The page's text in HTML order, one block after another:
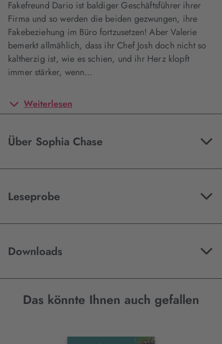
Fakefreund Dario ist baldiger Geschäftsführer ihrer
Firma und so werden die beiden gezwungen, ihre
Fakebeziehung im Büro fortzusetzen! Aber Valerie
bemerkt allmählich, dass ihr Chef Josh doch nicht so
kaltherzig ist, wie es schien, und ihr Herz klopft
immer stärker, wenn…
Weiterlesen
Über Sophia Chase
Leseprobe
Downloads
Das könnte Ihnen auch gefallen